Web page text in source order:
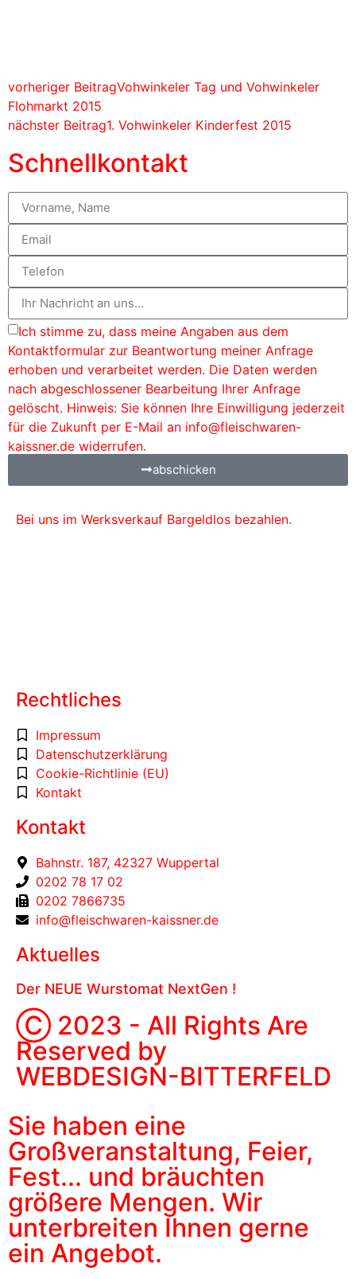
vorheriger BeitragVohwinkeler Tag und Vohwinkeler
Flohmarkt 2015
nächster Beitrag1. Vohwinkeler Kinderfest 2015
Schnellkontakt
Ich stimme zu, dass meine Angaben aus dem
Kontaktformular zur Beantwortung meiner Anfrage
erhoben und verarbeitet werden. Die Daten werden
nach abgeschlossener Bearbeitung Ihrer Anfrage
gelöscht. Hinweis: Sie können Ihre Einwilligung jederzeit
für die Zukunft per E-Mail an info@fleischwaren-
kaissner.de widerrufen.
abschicken
Bei uns im Werksverkauf Bargeldlos bezahlen.
Rechtliches
Impressum
Datenschutzerklärung
Cookie-Richtlinie (EU)
Kontakt
Kontakt
Bahnstr. 187, 42327 Wuppertal
0202 78 17 02
0202 7866735
info@fleischwaren-kaissner.de
Aktuelles
Der NEUE Wurstomat NextGen !
Ⓒ 2023 - All Rights Are
Reserved by
WEBDESIGN-BITTERFELD
Sie haben eine
Großveranstaltung, Feier,
Fest... und bräuchten
größere Mengen. Wir
unterbreiten Ihnen gerne
ein Angebot.